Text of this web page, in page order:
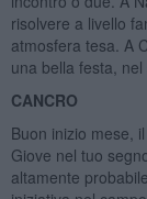
risolvere a livello
atmosfera tesa. A
una bella festa,
CANCRO
Buon inizio mese,
Giove nel tuo
altamente